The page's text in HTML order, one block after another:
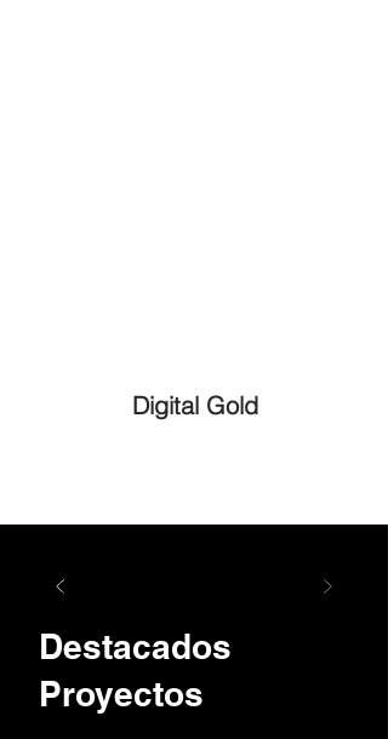
Digital Gold
Destacados
Proyectos